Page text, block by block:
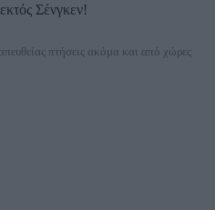
Σένγκεν!
πτήσεις ακόμα και από χώρες